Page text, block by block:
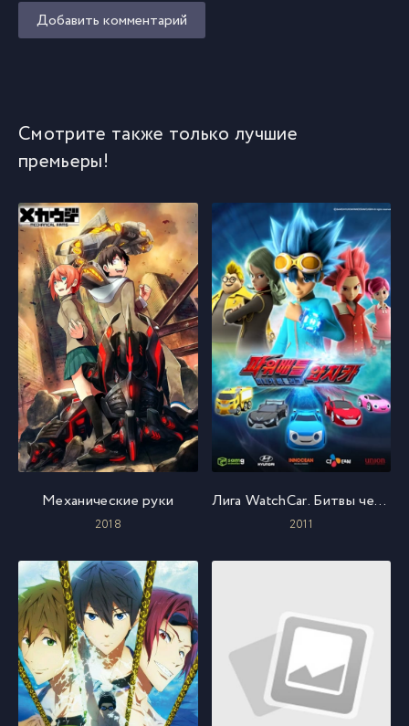
Добавить комментарий
Смотрите также только лучшие
премьеры!
Механические руки
2018
Лига WatchCar. Битвы чемпионов
2011